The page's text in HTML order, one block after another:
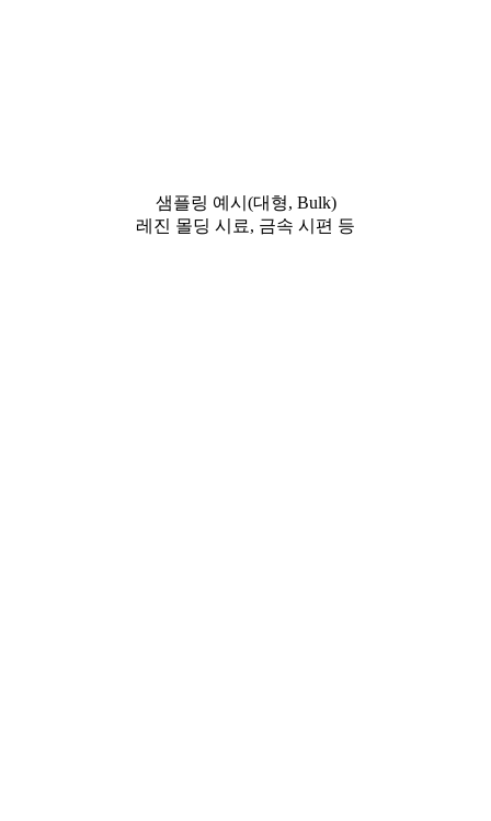
샘플링 예시(대형, Bulk)
레진 몰딩 시료, 금속 시편 등